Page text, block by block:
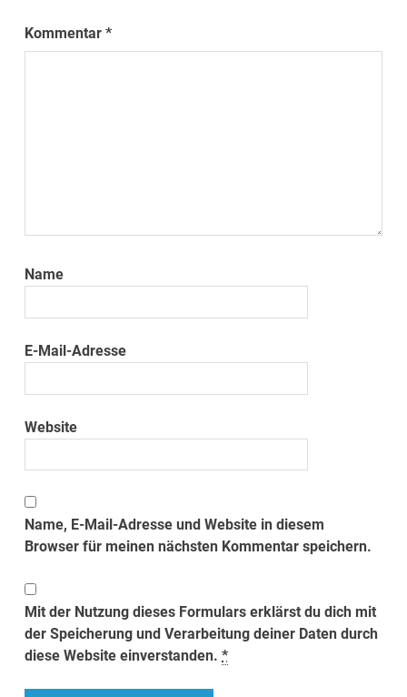
Kommentar*
Name
E-Mail-Adresse
Website
Name, E-Mail-Adresse und Website in diesem
Browser für meinen nächsten Kommentar speichern.
Mit der Nutzung dieses Formulars erklärst du dich mit
der Speicherung und Verarbeitung deiner Daten durch
diese Website einverstanden.*